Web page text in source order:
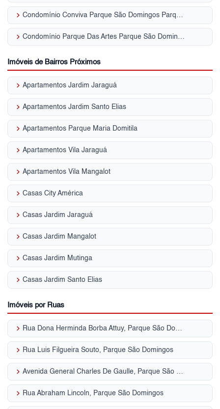
keyboard_arrow_right Condomínio Conviva Parque São Domingos Parque São Domingos
keyboard_arrow_right Condomínio Parque Das Artes Parque São Domingos
Imóveis de Bairros Próximos
keyboard_arrow_right Apartamentos Jardim Jaraguá
keyboard_arrow_right Apartamentos Jardim Santo Elias
keyboard_arrow_right Apartamentos Parque Maria Domitila
keyboard_arrow_right Apartamentos Vila Jaraguá
keyboard_arrow_right Apartamentos Vila Mangalot
keyboard_arrow_right Casas City América
keyboard_arrow_right Casas Jardim Jaraguá
keyboard_arrow_right Casas Jardim Mangalot
keyboard_arrow_right Casas Jardim Mutinga
keyboard_arrow_right Casas Jardim Santo Elias
Imóveis por Ruas
keyboard_arrow_right Rua Dona Herminda Borba Attuy, Parque São Domingos
keyboard_arrow_right Rua Luis Filgueira Souto, Parque São Domingos
keyboard_arrow_right Avenida General Charles De Gaulle, Parque São Domingos
keyboard_arrow_right Rua Abraham Lincoln, Parque São Domingos